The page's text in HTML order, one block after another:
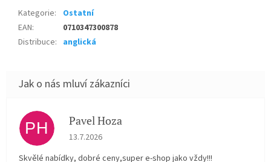
Kategorie:
Ostatní
EAN:
0710347300878
Distribuce: anglická
PH Pavel Hoza
Hodnocení obchodu je 5 z 5 hvězdiček.
13.7.2026
Skvělé nabídky, dobré ceny,super e-shop jako vždy!!!